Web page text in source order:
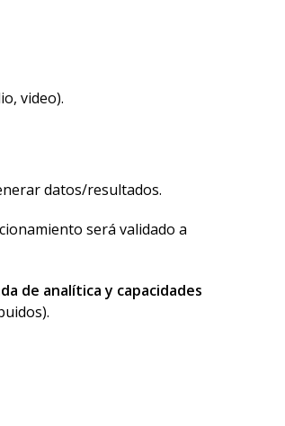
video).
datos/resultados.
será validado a
de analítica y capacidades